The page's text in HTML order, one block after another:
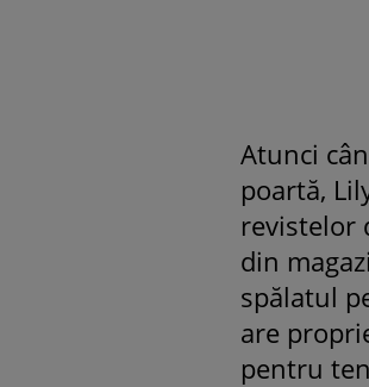
Atunci
poartă,
revistelor
din
spălatul
are
pentru